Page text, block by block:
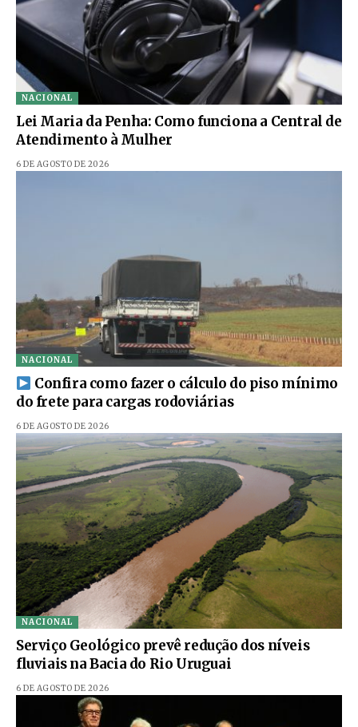
NACIONAL
Lei Maria da Penha: Como funciona a Central de
Atendimento à Mulher
6 DE AGOSTO DE 2026
NACIONAL
Confira como fazer o cálculo do piso mínimo
do frete para cargas rodoviárias
6 DE AGOSTO DE 2026
NACIONAL
Serviço Geológico prevê redução dos níveis
fluviais na Bacia do Rio Uruguai
6 DE AGOSTO DE 2026